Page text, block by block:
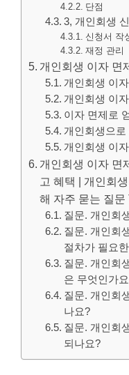
단점
3, 개인회생
신청서 작
재정 관리
개인회생 이자 면
개인회생 이
개인회생 이
이자 면제로
개인회생으
개인회생 이
개인회생 이자 면
고 혜택 | 개인회
해 자주 묻는 질문
질문. 개인회
질문. 개인회
절차가 필요
질문. 개인회
은 무엇인가
질문. 개인회
나요?
질문. 개인회
되나요?